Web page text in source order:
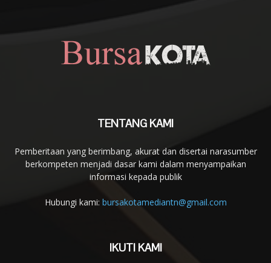
TENTANG KAMI
Pemberitaan yang berimbang, akurat dan disertai narasumber
berkompeten menjadi dasar kami dalam menyampaikan
informasi kepada publik
Hubungi kami: bursakotamediantn@gmail.com
IKUTI KAMI